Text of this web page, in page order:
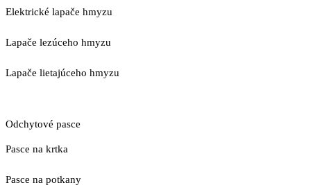
Elektrické lapače hmyzu
Lapače lezúceho hmyzu
Lapače lietajúceho hmyzu
Odchytové pasce
Pasce na krtka
Pasce na potkany